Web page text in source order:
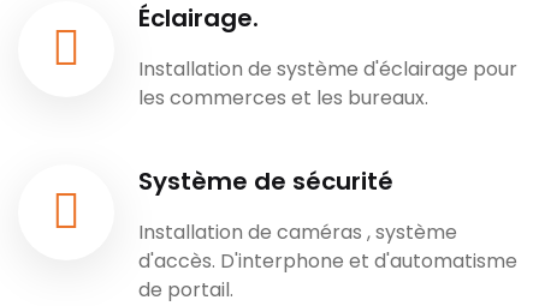
Éclairage.
Installation de système d'éclairage pour
les commerces et les bureaux.
Système de sécurité
Installation de caméras , système
d'accès. D'interphone et d'automatisme
de portail.